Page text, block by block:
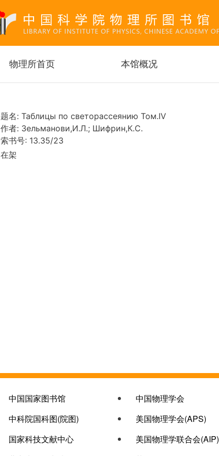
Main navigation
物理所首页 本馆概况
题名: Таблицы по светорассеянию Том.IV
作者: Зельманови,И.Л.; Шифрин,К.С.
索书号: 13.35/23
在架
链接col-1
中国国家图书馆
中科院国科图(院图)
国家科技文献中心
链接col-3
中国物理学会
美国物理学会(APS)
美国物理学联合会(AIP)